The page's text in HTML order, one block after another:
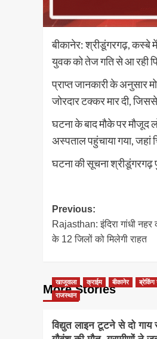
बीकानेर: श्रीडूंगरगढ़, कस्बे
युवक को तेज गति से आ रही
प्राप्त जानकारी के अनुसार
जोरदार टक्कर मार दी,
घटना के बाद मौके पर मौजूद
अस्पताल पहुंचाया गया, जहां
घटना की सूचना श्रीडूंगरगढ़
Post
navigation
Previous:
Rajasthan: इंदिरा गांधी
के 12 जिलों को मिलेगी राहत
More Stories
खाजूवाला क्राईम बीकानेर
ब्रेकिंग
राजस्थान
विद्युत लाइन टूटने से दो गाय